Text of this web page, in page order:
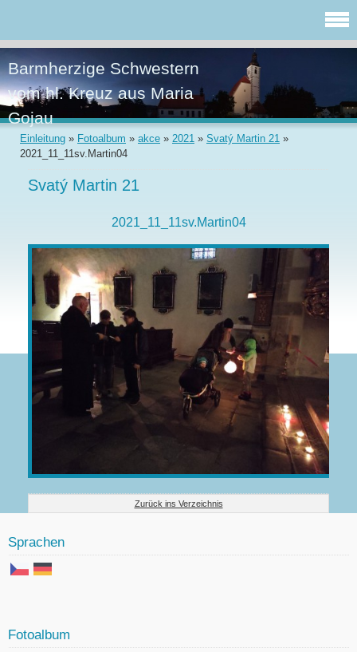
Barmherzige Schwestern
vom hl. Kreuz aus Maria
Gojau
Einleitung » Fotoalbum » akce » 2021 » Svatý Martin 21 »
2021_11_11sv.Martin04
Svatý Martin 21
2021_11_11sv.Martin04
Zurück ins Verzeichnis
Sprachen
Fotoalbum